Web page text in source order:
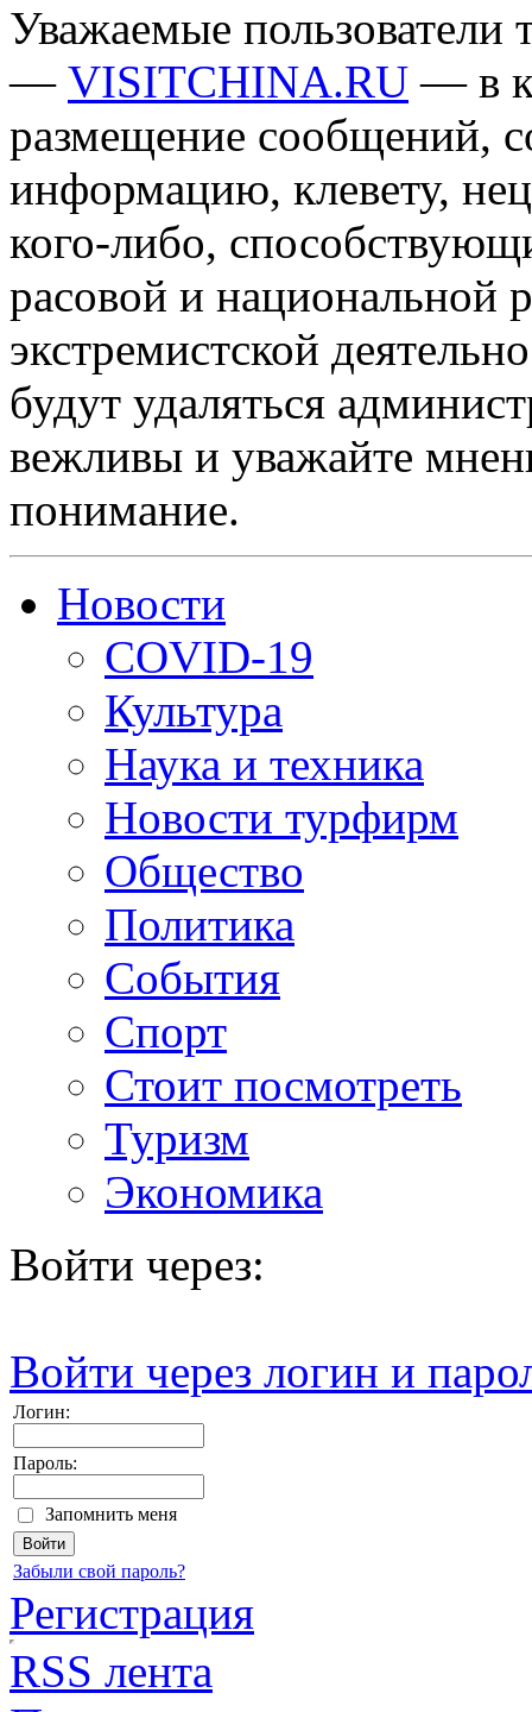
Уважаемые пользователи
— VISITCHINA.RU — в
размещение сообщений,
информацию, клевету,
кого-либо,
расовой и национальной
экстремистской
будут удаляться
вежливы и уважайте
понимание.
Новости
COVID-19
Культура
Наука и техника
Новости турфирм
Общество
Политика
События
Спорт
Стоит посмотреть
Туризм
Экономика
Войти через:
Войти через логин и
Логин:
Пароль:
Запомнить меня
Забыли свой пароль?
Регистрация
RSS лента